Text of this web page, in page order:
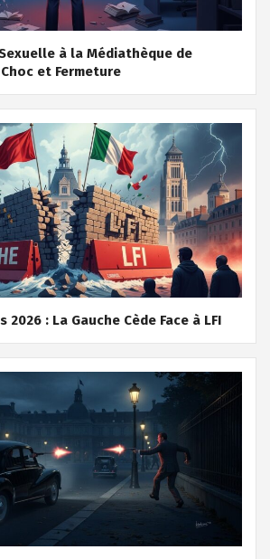
à la Médiathèque de
et Fermeture
2026 : La Gauche Cède Face à LFI